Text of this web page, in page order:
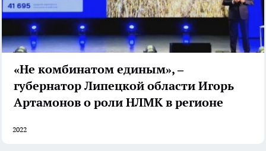
«Не комбинатом единым», –
губернатор Липецкой области Игорь
Артамонов о роли НЛМК в регионе
2022